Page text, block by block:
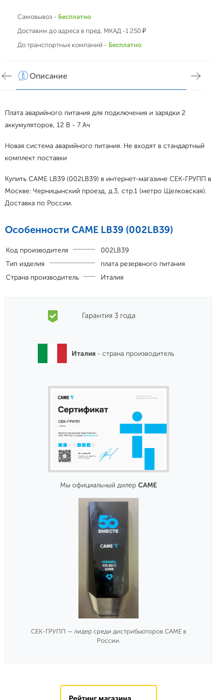
Самовывоз - Бесплатно
Доставим до адреса в пред. МКАД -1 250 ₽
До транспортных компаний - Бесплатно
Описание
Плата аварийного питания для подключения и зарядки 2
аккумуляторов, 12 В - 7 Ач
Новая система аварийного питания. Не входят в стандартный
комплект поставки
Купить CAME LB39 (002LB39) в интернет-магазине СЕК-ГРУПП в
Москве: Черницынский проезд, д.3, стр.1 (метро Щелковская).
Доставка по России.
Особенности CAME LB39 (002LB39)
Код производителя
002LB39
Тип изделия
плата резервного питания
Страна производитель
Италия
Гарантия 3 года
Италия - страна производитель
Мы официальный дилер CAME
СЕК-ГРУПП — лидер среди дистрибьюторов CAME в
России.